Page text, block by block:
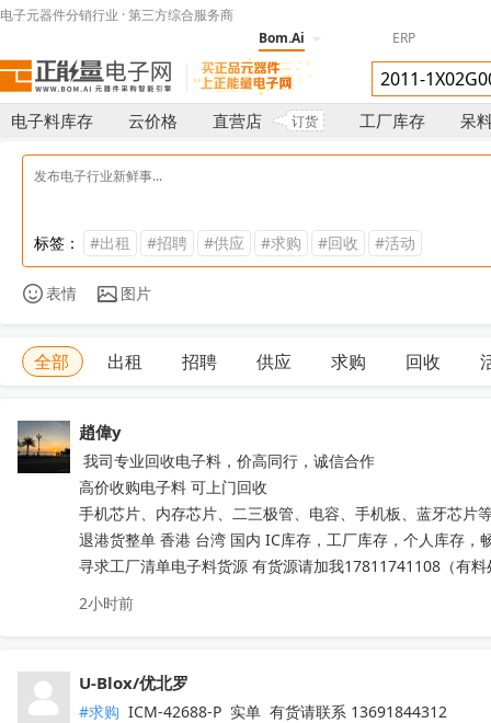
电子元器件分销行业 · 第三方综合服务商
Bom.Ai
ERP
电子料库存 云价格 直营店 订货 工厂库存 呆
标签： #出租 #招聘 #供应 #求购 #回收 #活动
表情 图片
全部 出租 招聘 供应 求购 回收
趙偉y
高价收购电子料 可上门回收
手机芯片、内存芯片、二三极管、电容、手机板、蓝牙芯片
退港货整单 香港 台湾 国内 IC库存，工厂库存，个人库存，
寻求工厂清单电子料货源 有货源请加我17811741108（有
2小时前
U-Blox/优北罗
#求购 ICM-42688-P  实单  有货请联系 13691844312